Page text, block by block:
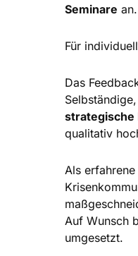
Seminare
Für
Das
strategische
qualitativ
Als
Auf Wunsch
umgesetzt.